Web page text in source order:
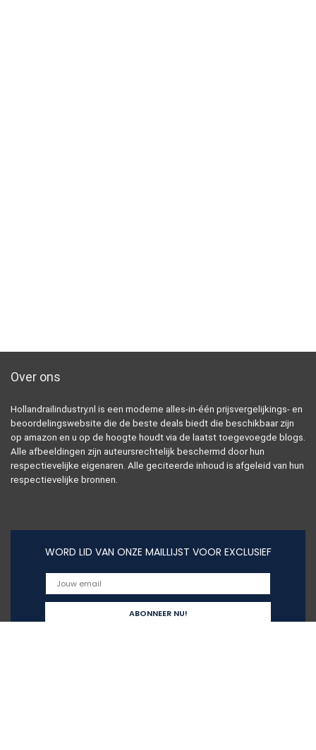
Over ons
Hollandrailindustry.nl is een moderne alles-in-één prijsvergelijkings- en
beoordelingswebsite die de beste deals biedt die beschikbaar zijn
op amazon en u op de hoogte houdt via de laatst toegevoegde blogs.
Alle afbeeldingen zijn auteursrechtelijk beschermd door hun
respectievelijke eigenaren. Alle geciteerde inhoud is afgeleid van hun
respectievelijke bronnen.
WORD LID VAN ONZE MAILLIJST VOOR EXCLUSIEF